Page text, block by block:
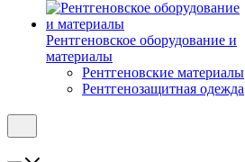
Рентгеновское оборудование и
материалы
Рентгеновские материалы
Рентгенозащитная одежда